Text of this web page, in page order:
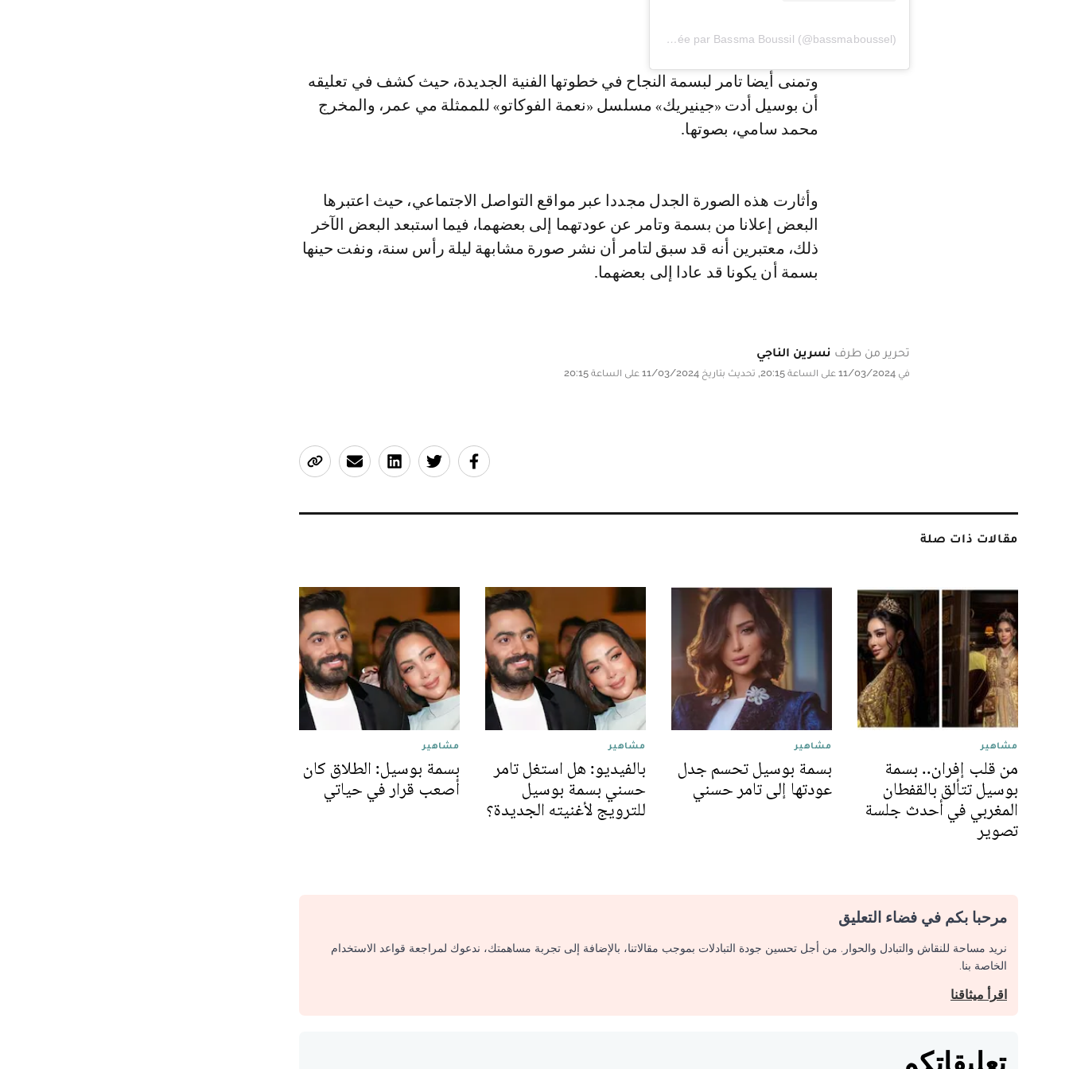
Une publication partagée par Bassma Boussil (@bassmaboussel)
وتمنى أيضا تامر لبسمة النجاح في خطوتها الفنية الجديدة، حيث كشف في تعليقه
أن بوسيل أدت «جينيريك» مسلسل «نعمة الفوكاتو» للممثلة مي عمر، والمخرج
محمد سامي، بصوتها.
وأثارت هذه الصورة الجدل مجددا عبر مواقع التواصل الاجتماعي، حيث اعتبرها
البعض إعلانا من بسمة وتامر عن عودتهما إلى بعضهما، فيما استبعد البعض الآخر
ذلك، معتبرين أنه قد سبق لتامر أن نشر صورة مشابهة ليلة رأس سنة، ونفت حينها
بسمة أن يكونا قد عادا إلى بعضهما.
تحرير من طرف نسرين الناجي
في 11/03/2024 على الساعة 20:15, تحديث بتاريخ 11/03/2024 على الساعة 20:15
مقالات ذات صلة
مشاهير
من قلب إفران.. بسمة
بوسيل تتألق بالقفطان
المغربي في أحدث جلسة
تصوير
مشاهير
بسمة بوسيل تحسم جدل
عودتها إلى تامر حسني
مشاهير
بالفيديو: هل استغل تامر
حسني بسمة بوسيل
للترويج لأغنيته الجديدة؟
مشاهير
بسمة بوسيل: الطلاق كان
أصعب قرار في حياتي
مرحبا بكم في فضاء التعليق
نريد مساحة للنقاش والتبادل والحوار. من أجل تحسين جودة التبادلات بموجب مقالاتنا، بالإضافة إلى تجربة مساهمتك، ندعوك لمراجعة قواعد الاستخدام
الخاصة بنا.
اقرأ ميثاقنا